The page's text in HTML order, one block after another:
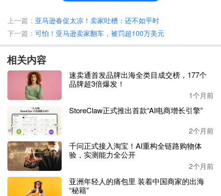
以毛尖这个绿茶品种为例，过去信阳毛尖占到淘宝天猫销量
尖等特色产地在天猫同比实现翻倍增长。据了解，都匀毛尖
的历史可以追溯到明代，其制作工艺在2022年入选非物质文
化遗产代表作名录，核心产区位于海拔1500米以上，因茶叶
孕育周期长，回甘特别明显。
同时，近些年被茶饮带火的小众品类，也逐步从打开了大众
消费的市场，受到消费者的欢迎。天猫平台数据显示，2026
年1-3月，凤凰单丛同比增长32%，武夷山肉桂同比增长9
上一篇： 亚马逊春促太凉！卖家吐槽：还不如平时
下一篇： 可怕！亚马逊卖家翻车，被罚超100万美元
相关内容
速卖通首发品牌出海全类目成交榜，177个
品牌超3倍爆发！
1个月前
StoreClaw正式推出首款“AI电商增长引擎”
2个月前
千问正式接入淘宝！AI重构全链路购物体
验，实测能力全公开
2个月前
亚洲年轻人的痛包里 装着中国商家的出海
“秘籍”